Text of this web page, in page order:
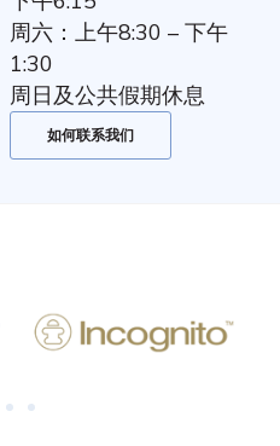
周六：上午8:30 – 下午
1:30
周日及公共假期休息
如何联系我们